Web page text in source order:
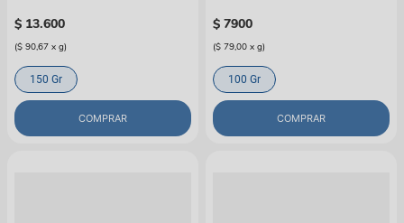
$ 13.600
($ 90,67 x g)
150 Gr
COMPRAR
$ 7900
($ 79,00 x g)
100 Gr
COMPRAR